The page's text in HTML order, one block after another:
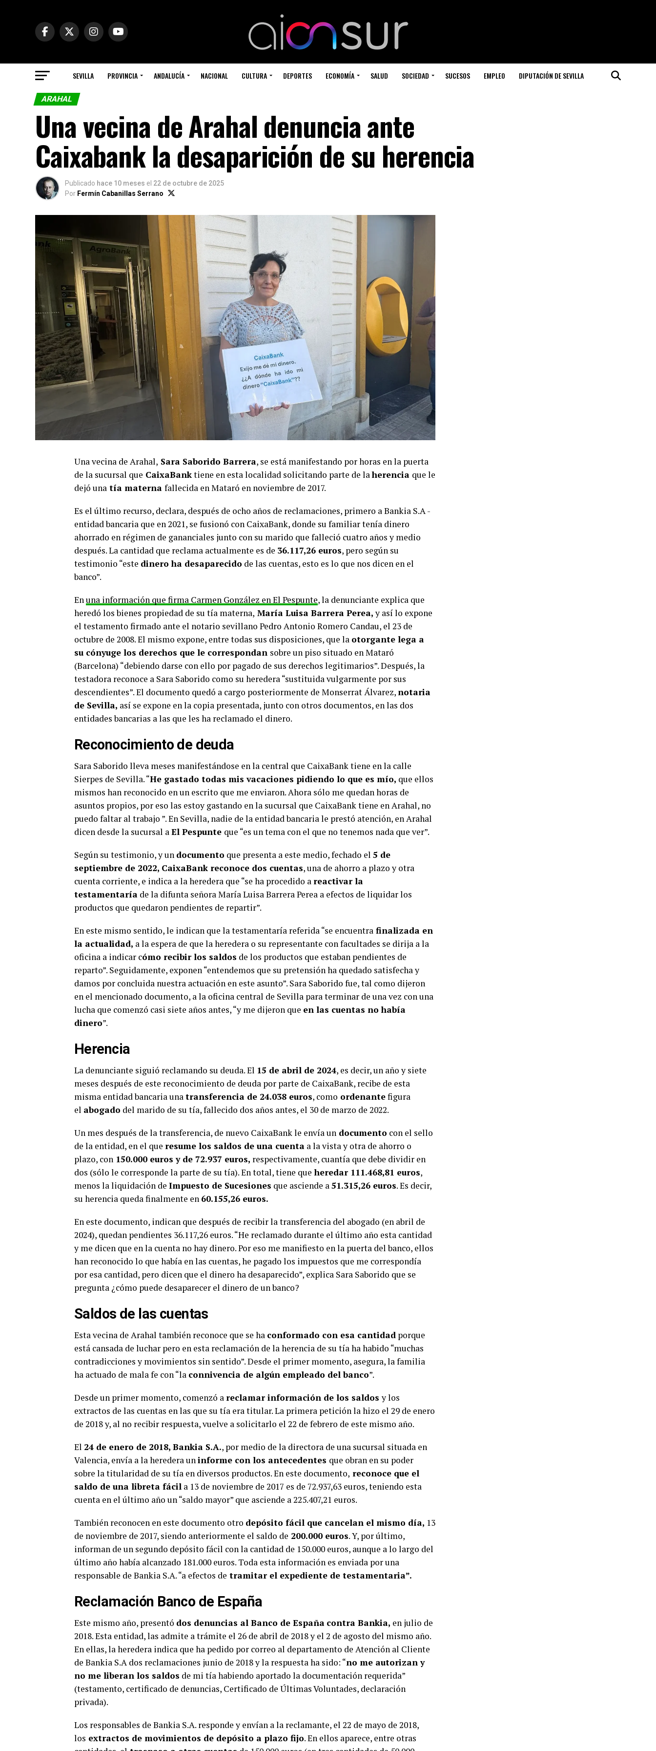
SEVILLA PROVINCIA ANDALUCÍA NACIONAL CULTURA DEPORTES ECONOMÍA SALUD SOCIEDAD SUCESOS EMPLEO DIPUTACIÓN DE SEVILLA
ARAHAL
Una vecina de Arahal denuncia ante
Caixabank la desaparición de su herencia
Publicado hace 10 meses el 22 de octubre de 2025
Por Fermín Cabanillas Serrano
Una vecina de Arahal, Sara Saborido Barrera, se está manifestando por horas en la puerta
de la sucursal que CaixaBanktiene en esta localidad solicitando parte de laherencia que le
dejó una tía materna fallecida en Mataró en noviembre de 2017.
Es el último recurso, declara, después de ocho años de reclamaciones, primero a Bankia S.A -
entidad bancaria que en 2021, se fusionó con CaixaBank, donde su familiar tenía dinero
ahorrado en régimen de gananciales junto con su marido que falleció cuatro años y medio
después. La cantidad que reclama actualmente es de 36.117,26 euros, pero según su
testimonio “este dinero ha desaparecido de las cuentas, esto es lo que nos dicen en el
banco”.
Enuna información que firma Carmen González en El Pespunte, la denunciante explica que
heredó los bienes propiedad de su tía materna, María Luisa Barrera Perea,y así lo expone
el testamento firmado ante el notario sevillano Pedro Antonio Romero Candau, el 23 de
octubre de 2008. El mismo expone, entre todas sus disposiciones, que la otorgante lega a
su cónyuge los derechos que le correspondan sobre un piso situado en Mataró
(Barcelona) “debiendo darse con ello por pagado de sus derechos legitimarios”. Después, la
testadora reconoce a Sara Saborido como su heredera “sustituida vulgarmente por sus
descendientes”. El documento quedó a cargo posteriormente de Monserrat Álvarez,notaria
de Sevilla, así se expone en la copia presentada, junto con otros documentos, en las dos
entidades bancarias a las que les ha reclamado el dinero.
Reconocimiento de deuda
Sara Saborido lleva meses manifestándose en la central que CaixaBank tiene en la calle
Sierpes de Sevilla. “He gastado todas mis vacaciones pidiendo lo que es mío, que ellos
mismos han reconocido en un escrito que me enviaron. Ahora sólo me quedan horas de
asuntos propios, por eso las estoy gastando en la sucursal que CaixaBank tiene en Arahal, no
puedo faltar al trabajo ”. En Sevilla, nadie de la entidad bancaria le prestó atención, en Arahal
dicen desde la sucursal aEl Pespunte que “es un tema con el que no tenemos nada que ver”.
Según su testimonio, y un documento que presenta a este medio, fechado el 5 de
septiembre de 2022, CaixaBank reconoce dos cuentas, una de ahorro a plazo y otra
cuenta corriente, e indica a la heredera que “se ha procedido areactivar la
testamentaría de la difunta señora María Luisa Barrera Perea a efectos de liquidar los
productos que quedaron pendientes de repartir”.
En este mismo sentido, le indican que la testamentaría referida “se encuentra finalizada en
la actualidad, a la espera de que la heredera o su representante con facultades se dirija a la
oficina a indicar cómo recibir los saldos de los productos que estaban pendientes de
reparto”. Seguidamente, exponen “entendemos que su pretensión ha quedado satisfecha y
damos por concluida nuestra actuación en este asunto”. Sara Saborido fue, tal como dijeron
en el mencionado documento, a la oficina central de Sevilla para terminar de una vez con una
lucha que comenzó casi siete años antes, “y me dijeron que en las cuentas no había
dinero”.
Herencia
La denunciante siguió reclamando su deuda. El 15 de abril de 2024, es decir, un año y siete
meses después de este reconocimiento de deuda por parte de CaixaBank, recibe de esta
misma entidad bancaria unatransferencia de 24.038 euros, como ordenantefigura
el abogado del marido de su tía, fallecido dos años antes, el 30 de marzo de 2022.
Un mes después de la transferencia, de nuevo CaixaBank le envía un documento con el sello
de la entidad, en el que resume los saldos de una cuenta a la vista y otra de ahorro o
plazo, con 150.000 euros y de 72.937 euros, respectivamente, cuantía que debe dividir en
dos (sólo le corresponde la parte de su tía). En total, tiene que heredar 111.468,81 euros,
menos la liquidación de Impuesto de Sucesiones que asciende a51.315,26 euros. Es decir,
su herencia queda finalmente en 60.155,26 euros.
En este documento, indican que después de recibir la transferencia del abogado (en abril de
2024), quedan pendientes 36.117,26 euros. “He reclamado durante el último año esta cantidad
y me dicen que en la cuenta no hay dinero. Por eso me manifiesto en la puerta del banco, ellos
han reconocido lo que había en las cuentas, he pagado los impuestos que me correspondía
por esa cantidad, pero dicen que el dinero ha desaparecido”, explica Sara Saborido que se
pregunta ¿cómo puede desaparecer el dinero de un banco?
Saldos de las cuentas
Esta vecina de Arahal también reconoce que se ha conformado con esa cantidad porque
está cansada de luchar pero en esta reclamación de la herencia de su tía ha habido “muchas
contradicciones y movimientos sin sentido”. Desde el primer momento, asegura, la familia
ha actuado de mala fe con “la connivencia de algún empleado del banco”.
Desde un primer momento, comenzó areclamar información de los saldosy los
extractos de las cuentas en las que su tía era titular. La primera petición la hizo el 29 de enero
de 2018 y, al no recibir respuesta, vuelve a solicitarlo el 22 de febrero de este mismo año.
El 24 de enero de 2018, Bankia S.A., por medio de la directora de una sucursal situada en
Valencia, envía a la heredera uninforme con los antecedentes que obran en su poder
sobre la titularidad de su tía en diversos productos. En este documento, reconoce que el
saldo de una libreta fácil a 13 de noviembre de 2017 es de 72.937,63 euros, teniendo esta
cuenta en el último año un “saldo mayor” que asciende a 225.407,21 euros.
También reconocen en este documento otro depósito fácil que cancelan el mismo día, 13
de noviembre de 2017, siendo anteriormente el saldo de 200.000 euros. Y, por último,
informan de un segundo depósito fácil con la cantidad de 150.000 euros, aunque a lo largo del
último año había alcanzado 181.000 euros. Toda esta información es enviada por una
responsable de Bankia S.A. “a efectos de tramitar el expediente de testamentaria”.
Reclamación Banco de España
Este mismo año, presentó dos denuncias al Banco de España contra Bankia, en julio de
2018. Esta entidad, las admite a trámite el 26 de abril de 2018 y el 2 de agosto del mismo año.
En ellas, la heredera indica que ha pedido por correo al departamento de Atención al Cliente
de Bankia S.A dos reclamaciones junio de 2018 y la respuesta ha sido: “no me autorizan y
no me liberan los saldos de mi tía habiendo aportado la documentación requerida”
(testamento, certificado de denuncias, Certificado de Últimas Voluntades, declaración
privada).
Los responsables de Bankia S.A. responde y envían a la reclamante, el 22 de mayo de 2018,
los extractos de movimientos de depósito a plazo fijo. En ellos aparece, entre otras